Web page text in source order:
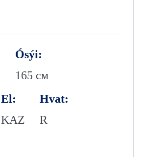
Ósýi:
165 см
El:
KAZ
Hvat:
R